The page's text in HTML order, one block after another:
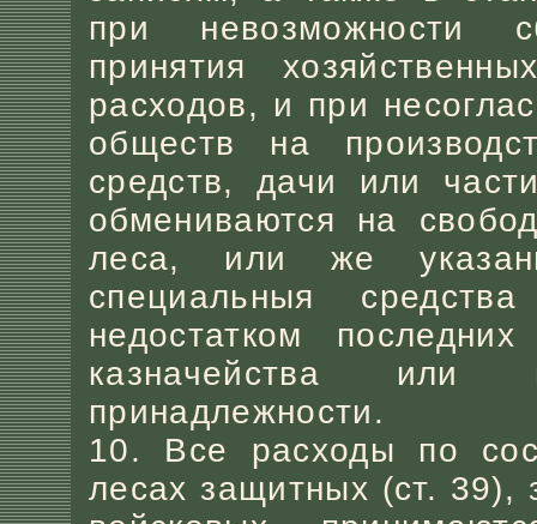
при невозможности
принятия
расходов, и при
обществ на
средств, дачи или
обмениваются на
леса, или же
специальныя
недостатком
казначейства или
принадлежности.
10. Все расходы по
лесах защитных (ст. 39),